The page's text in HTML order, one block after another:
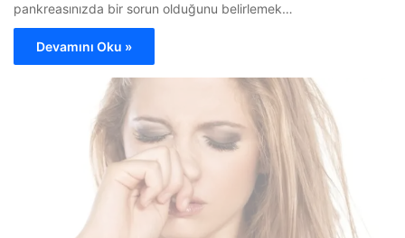
pankreasınızda bir sorun olduğunu belirlemek…
Devamını Oku »